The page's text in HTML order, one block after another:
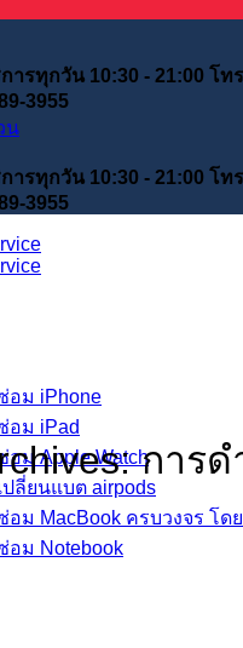
การทุกวัน 10:30 - 21:00 โท
3955
น
การทุกวัน 10:30 - 21:00 โท
3955
อม iPhone
อม iPad
อม Apple Watch
ปลี่ยนแบต airpods
อม MacBook ครบวงจร โด
อม Notebook
การด